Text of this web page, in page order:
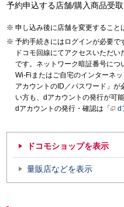
予約申込する店舗/購入商品受
申し込み後に店舗を変更すること
予約手続きにはログインが必要で
ドコモ回線にてアクセスいただ
です。ネットワーク暗証番号につ
Wi-Fiまたはご自宅のインターネ
アカウントのID／パスワード」
い方も、dアカウントの発行が可能
dアカウントの発行・確認は「
d
ドコモショップを表示
量販店などを表示